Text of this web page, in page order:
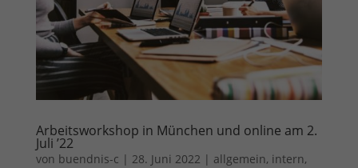
Arbeitsworkshop in München und online am 2.
Juli ’22
von buendnis-c | 28. Juni 2022 | allgemein, intern,
Inhalte von Videoplattformen und Social-Media-Plattformen werden
standardmäßig blockiert. Wenn Cookies von externen Medien akzeptiert
werden, bedarf der Zugriff auf diese Inhalte keiner manuellen
Einwilligung mehr.
Cookie-Informationen anzeigen
Datenschutzerklärung Impressum